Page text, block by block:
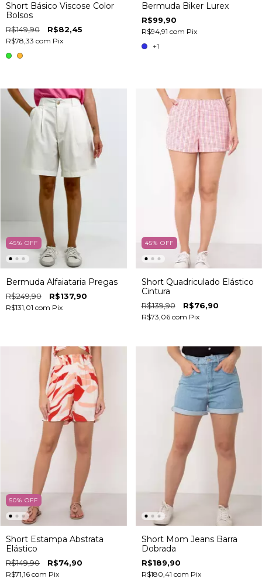
Short Básico Viscose Color
Bolsos
R$149,90 R$82,45
R$78,33 com Pix
Bermuda Biker Lurex
R$99,90
R$94,91 com Pix
+1
45% OFF
Bermuda Alfaiataria Pregas
R$249,90 R$137,90
R$131,01 com Pix
45% OFF
Short Quadriculado Elástico
Cintura
R$139,90 R$76,90
R$73,06 com Pix
50% OFF
Short Estampa Abstrata
Elástico
R$149,90 R$74,90
R$71,16 com Pix
Short Mom Jeans Barra
Dobrada
R$189,90
R$180,41 com Pix